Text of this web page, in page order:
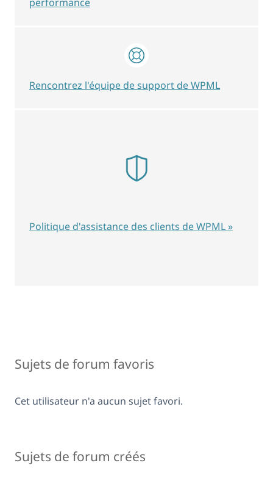
Sujets de forum favoris
Cet utilisateur n'a aucun sujet favori.
Sujets de forum créés
Rencontrez l'équipe de support de WPML
Politique d'assistance des clients de WPML »